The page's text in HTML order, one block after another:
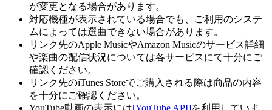
が変更となる場合があります。
対応機種が表示されている場合でも、ご利用のシステ
ムによっては選曲できない場合があります。
リンク先のApple MusicやAmazon Musicのサービス詳細
や楽曲の配信状況については各サービスにて十分にご
確認ください。
リンク先のiTunes Storeでご購入される際は商品の内容
を十分にご確認ください。
YouTube動画の表示には[YouTube API]を利用していま